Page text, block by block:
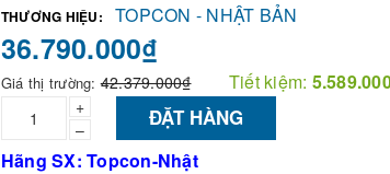
THƯƠNG HIỆU: TOPCON - NHẬT BẢN
36.790.000₫
Giá thị trường:42.379.000₫ Tiết kiệm:
+
–
ĐẶT HÀNG
Hãng SX: Topcon-Nhật